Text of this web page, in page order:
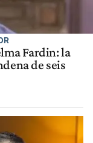
Fardin: la
de seis